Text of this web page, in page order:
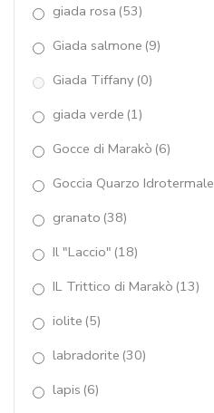
quarzo muschiato
quarzo verde idrotermale
quarzo verde muschiato
rodolite(1)
rodonite (26)
SCOMPONIBILE - Pietre
SCOMPONIBILE-Perle
giada rosa (53)
Giada salmone (9)
Giada Tiffany (0)
giada verde (1)
Gocce di Marakò (6)
Goccia Quarzo Idrotermale
granato (38)
Il "Laccio" (18)
IL Trittico di Marakò (13)
iolite (5)
labradorite (30)
lapis (6)